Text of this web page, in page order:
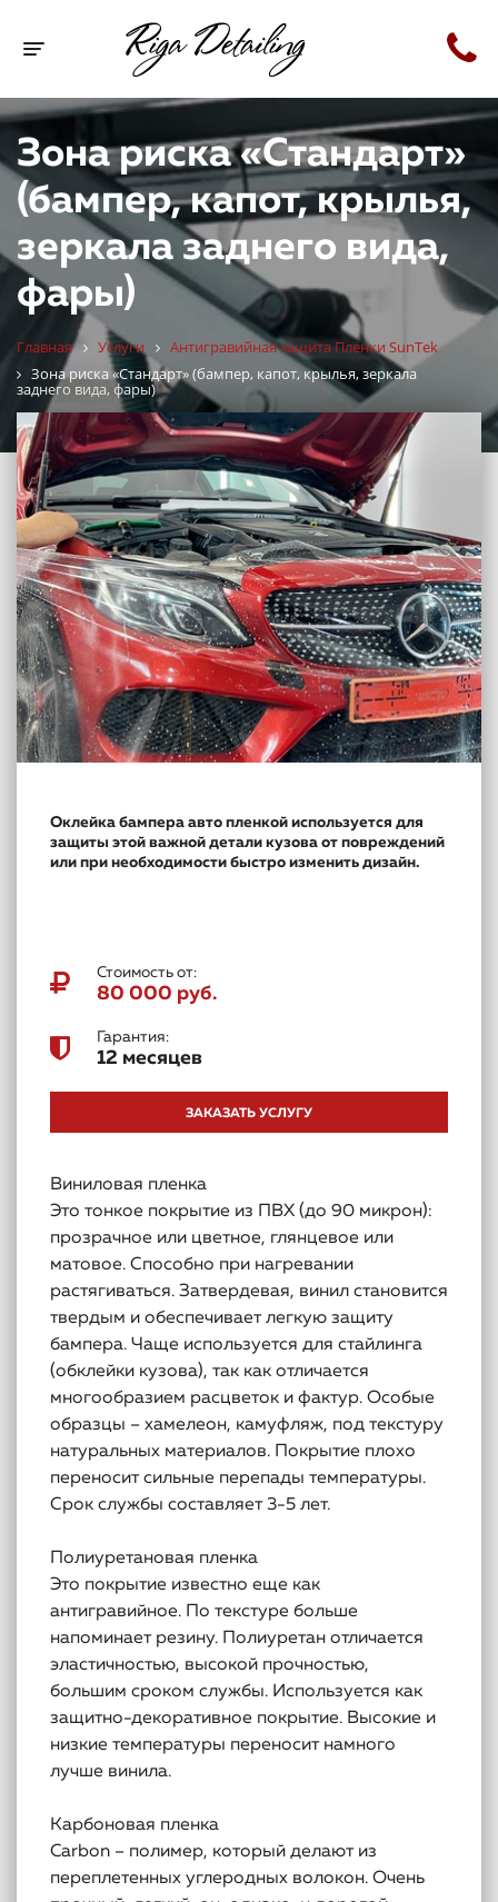
Toggle navigation
Зона риска «Стандарт»
(бампер, капот, крылья,
зеркала заднего вида,
фары)
Главная Услуги
Антигравийная защита Пленки SunTek
Зона риска «Стандарт» (бампер, капот, крылья, зеркала
заднего вида, фары)
Оклейка бампера авто пленкой используется для
защиты этой важной детали кузова от повреждений
или при необходимости быстро изменить дизайн.
Стоимость от:
80 000 руб.
Гарантия:
12 месяцев
ЗАКАЗАТЬ УСЛУГУ
Виниловая пленка
Это тонкое покрытие из ПВХ (до 90 микрон):
прозрачное или цветное, глянцевое или
матовое. Способно при нагревании
растягиваться. Затвердевая, винил становится
твердым и обеспечивает легкую защиту
бампера. Чаще используется для стайлинга
(обклейки кузова), так как отличается
многообразием расцветок и фактур. Особые
образцы – хамелеон, камуфляж, под текстуру
натуральных материалов. Покрытие плохо
переносит сильные перепады температуры.
Срок службы составляет 3-5 лет.
Полиуретановая пленка
Это покрытие известно еще как
антигравийное. По текстуре больше
напоминает резину. Полиуретан отличается
эластичностью, высокой прочностью,
большим сроком службы. Используется как
защитно-декоративное покрытие. Высокие и
низкие температуры переносит намного
лучше винила.
Карбоновая пленка
Carbon – полимер, который делают из
переплетенных углеродных волокон. Очень